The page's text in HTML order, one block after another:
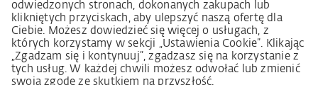
Imprint
OWS
Oświadczenie o ochronie danych osobowych
Informacja o realizowanej strategii podatkowej